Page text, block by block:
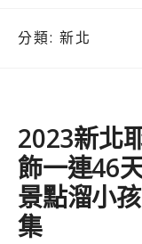
分類: 新北
2023新北
飾一連46
景點溜小
集